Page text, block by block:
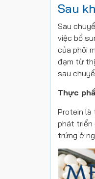
Sau
Sau
việc bổ
của phôi
đạm từ
sau
Thực
Protein là
phát triển
trứng ở